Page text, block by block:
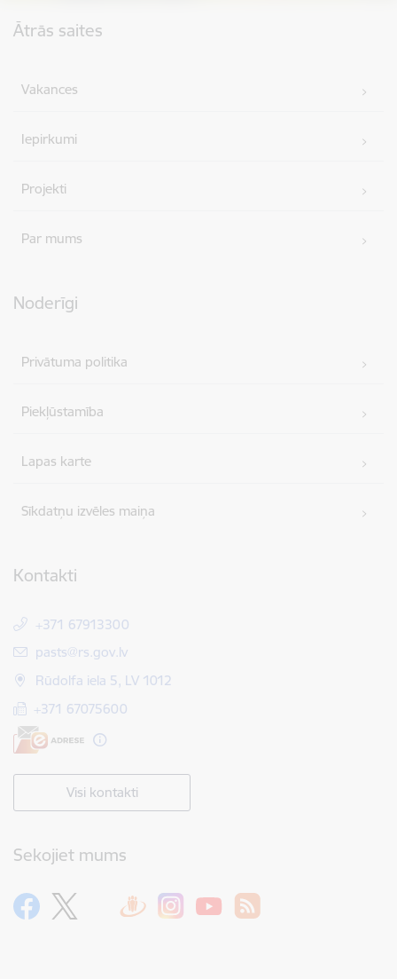
Ātrās saites
Vakances
Iepirkumi
Projekti
Par mums
Noderīgi
Privātuma politika
Piekļūstamība
Lapas karte
Sīkdatņu izvēles maiņa
Kontakti
+371 67913300
E-pasts:
pasts@rs.gov.lv
Rūdolfa iela 5, LV 1012
+371 67075600
Visi kontakti
Sekojiet mums